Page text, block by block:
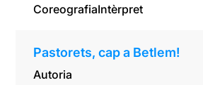
CoreografiaIntèrpret
Pastorets, cap a Betlem!
Autoria